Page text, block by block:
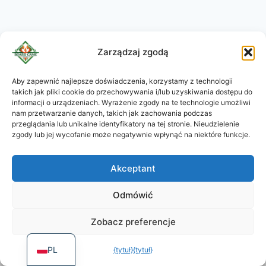
Zarządzaj zgodą
Aby zapewnić najlepsze doświadczenia, korzystamy z technologii
takich jak pliki cookie do przechowywania i/lub uzyskiwania dostępu do
informacji o urządzeniach. Wyrażenie zgody na te technologie umożliwi
nam przetwarzanie danych, takich jak zachowania podczas
przeglądania lub unikalne identyfikatory na tej stronie. Nieudzielenie
zgody lub jej wycofanie może negatywnie wpłynąć na niektóre funkcje.
Akceptant
Odmówić
Zobacz preferencje
{tytuł}{tytuł}
Koszyk
Polityka prywatności
PL
RU
JA
KO